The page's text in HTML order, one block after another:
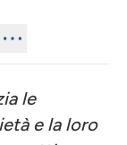
le
e la loro